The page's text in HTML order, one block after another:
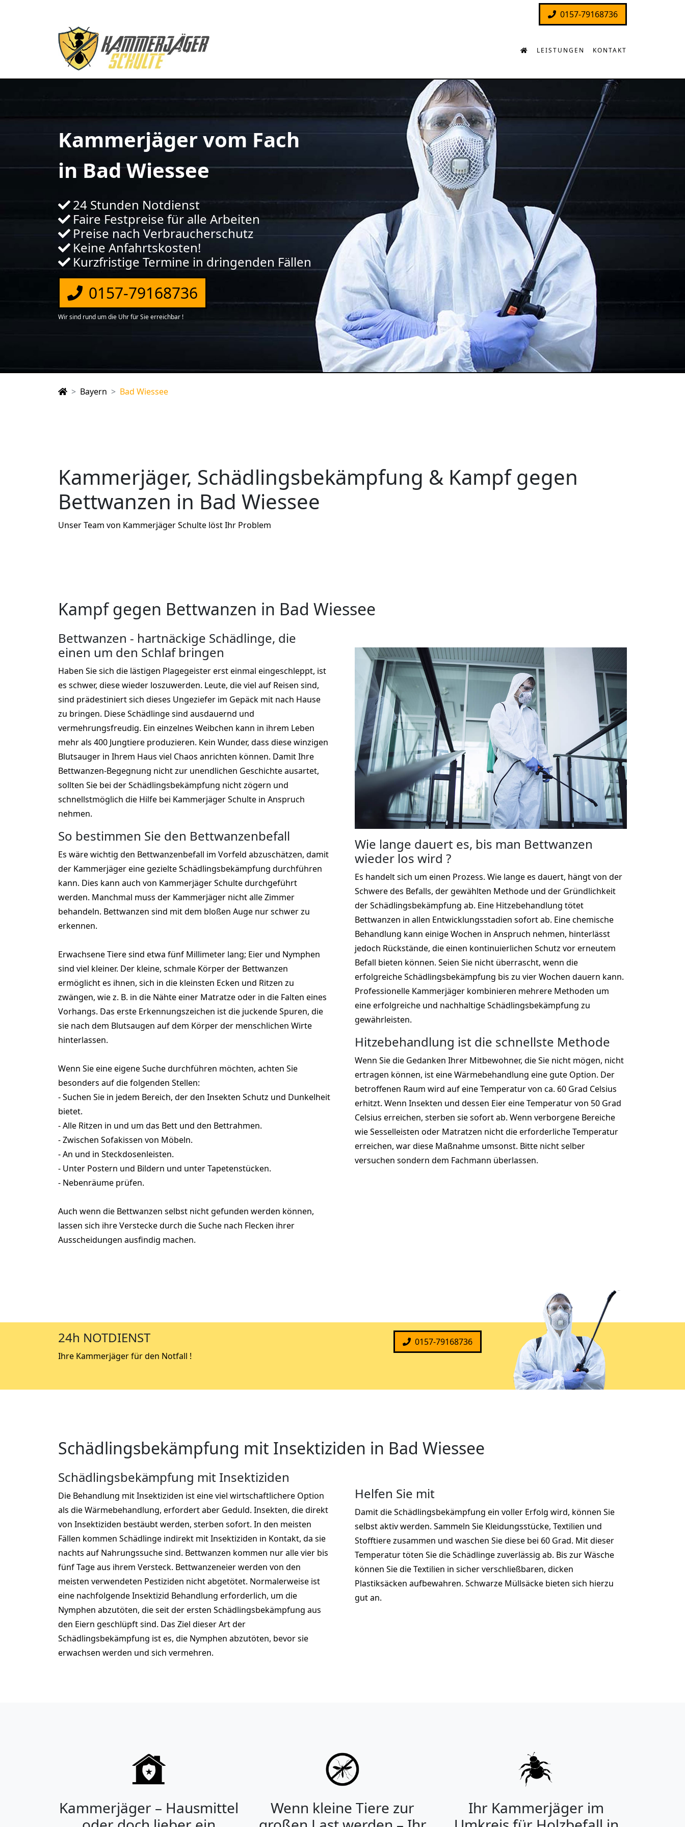
0157-79168736
LEISTUNGEN KONTAKT
Kammerjäger vom Fach
in Bad Wiessee
24 Stunden Notdienst
Faire Festpreise für alle Arbeiten
Preise nach Verbraucherschutz
Keine Anfahrtskosten!
Kurzfristige Termine in dringenden Fällen
0157-79168736
Wir sind rund um die Uhr für Sie erreichbar !
Bayern Bad Wiessee
Kammerjäger, Schädlingsbekämpfung & Kampf gegen
Bettwanzen in Bad Wiessee
Unser Team von Kammerjäger Schulte löst Ihr Problem
Kampf gegen Bettwanzen in Bad Wiessee
Bettwanzen - hartnäckige Schädlinge, die
einen um den Schlaf bringen
Haben Sie sich die lästigen Plagegeister erst einmal eingeschleppt, ist
es schwer, diese wieder loszuwerden. Leute, die viel auf Reisen sind,
sind prädestiniert sich dieses Ungeziefer im Gepäck mit nach Hause
zu bringen. Diese Schädlinge sind ausdauernd und
vermehrungsfreudig. Ein einzelnes Weibchen kann in ihrem Leben
mehr als 400 Jungtiere produzieren. Kein Wunder, dass diese winzigen
Blutsauger in Ihrem Haus viel Chaos anrichten können. Damit Ihre
Bettwanzen-Begegnung nicht zur unendlichen Geschichte ausartet,
sollten Sie bei der Schädlingsbekämpfung nicht zögern und
schnellstmöglich die Hilfe bei Kammerjäger Schulte in Anspruch
nehmen.
So bestimmen Sie den Bettwanzenbefall
Es wäre wichtig den Bettwanzenbefall im Vorfeld abzuschätzen, damit
der Kammerjäger eine gezielte Schädlingsbekämpfung durchführen
kann. Dies kann auch von Kammerjäger Schulte durchgeführt
werden. Manchmal muss der Kammerjäger nicht alle Zimmer
behandeln. Bettwanzen sind mit dem bloßen Auge nur schwer zu
erkennen.
Erwachsene Tiere sind etwa fünf Millimeter lang; Eier und Nymphen
sind viel kleiner. Der kleine, schmale Körper der Bettwanzen
ermöglicht es ihnen, sich in die kleinsten Ecken und Ritzen zu
zwängen, wie z. B. in die Nähte einer Matratze oder in die Falten eines
Vorhangs. Das erste Erkennungszeichen ist die juckende Spuren, die
sie nach dem Blutsaugen auf dem Körper der menschlichen Wirte
hinterlassen.
Wenn Sie eine eigene Suche durchführen möchten, achten Sie
besonders auf die folgenden Stellen:
- Suchen Sie in jedem Bereich, der den Insekten Schutz und Dunkelheit
bietet.
- Alle Ritzen in und um das Bett und den Bettrahmen.
- Zwischen Sofakissen von Möbeln.
- An und in Steckdosenleisten.
- Unter Postern und Bildern und unter Tapetenstücken.
- Nebenräume prüfen.
Auch wenn die Bettwanzen selbst nicht gefunden werden können,
lassen sich ihre Verstecke durch die Suche nach Flecken ihrer
Ausscheidungen ausfindig machen.
Wie lange dauert es, bis man Bettwanzen
wieder los wird ?
Es handelt sich um einen Prozess. Wie lange es dauert, hängt von der
Schwere des Befalls, der gewählten Methode und der Gründlichkeit
der Schädlingsbekämpfung ab. Eine Hitzebehandlung tötet
Bettwanzen in allen Entwicklungsstadien sofort ab. Eine chemische
Behandlung kann einige Wochen in Anspruch nehmen, hinterlässt
jedoch Rückstände, die einen kontinuierlichen Schutz vor erneutem
Befall bieten können. Seien Sie nicht überrascht, wenn die
erfolgreiche Schädlingsbekämpfung bis zu vier Wochen dauern kann.
Professionelle Kammerjäger kombinieren mehrere Methoden um
eine erfolgreiche und nachhaltige Schädlingsbekämpfung zu
gewährleisten.
Hitzebehandlung ist die schnellste Methode
Wenn Sie die Gedanken Ihrer Mitbewohner, die Sie nicht mögen, nicht
ertragen können, ist eine Wärmebehandlung eine gute Option. Der
betroffenen Raum wird auf eine Temperatur von ca. 60 Grad Celsius
erhitzt. Wenn Insekten und dessen Eier eine Temperatur von 50 Grad
Celsius erreichen, sterben sie sofort ab. Wenn verborgene Bereiche
wie Sesselleisten oder Matratzen nicht die erforderliche Temperatur
erreichen, war diese Maßnahme umsonst. Bitte nicht selber
versuchen sondern dem Fachmann überlassen.
24h NOTDIENST
Ihre Kammerjäger für den Notfall !
0157-79168736
Schädlingsbekämpfung mit Insektiziden in Bad Wiessee
Schädlingsbekämpfung mit Insektiziden
Die Behandlung mit Insektiziden ist eine viel wirtschaftlichere Option
als die Wärmebehandlung, erfordert aber Geduld. Insekten, die direkt
von Insektiziden bestäubt werden, sterben sofort. In den meisten
Fällen kommen Schädlinge indirekt mit Insektiziden in Kontakt, da sie
nachts auf Nahrungssuche sind. Bettwanzen kommen nur alle vier bis
fünf Tage aus ihrem Versteck. Bettwanzeneier werden von den
meisten verwendeten Pestiziden nicht abgetötet. Normalerweise ist
eine nachfolgende Insektizid Behandlung erforderlich, um die
Nymphen abzutöten, die seit der ersten Schädlingsbekämpfung aus
den Eiern geschlüpft sind. Das Ziel dieser Art der
Schädlingsbekämpfung ist es, die Nymphen abzutöten, bevor sie
erwachsen werden und sich vermehren.
Helfen Sie mit
Damit die Schädlingsbekämpfung ein voller Erfolg wird, können Sie
selbst aktiv werden. Sammeln Sie Kleidungsstücke, Textilien und
Stofftiere zusammen und waschen Sie diese bei 60 Grad. Mit dieser
Temperatur töten Sie die Schädlinge zuverlässig ab. Bis zur Wäsche
können Sie die Textilien in sicher verschließbaren, dicken
Plastiksäcken aufbewahren. Schwarze Müllsäcke bieten sich hierzu
gut an.
Kammerjäger – Hausmittel
Wenn kleine Tiere zur
Ihr Kammerjäger im